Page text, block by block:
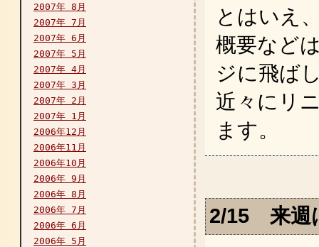
2007年 8月
2007年 7月
2007年 6月
2007年 5月
2007年 4月
2007年 3月
2007年 2月
2007年 1月
2006年12月
2006年11月
2006年10月
2006年 9月
2006年 8月
2006年 7月
2006年 6月
2006年 5月
とはいえ
概要など
ジに飛ば
近々にリ
ます。
2/15 来週